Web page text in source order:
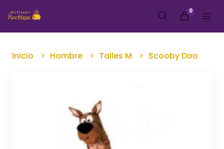
0
Inicio Hombre Talles M Scooby Doo